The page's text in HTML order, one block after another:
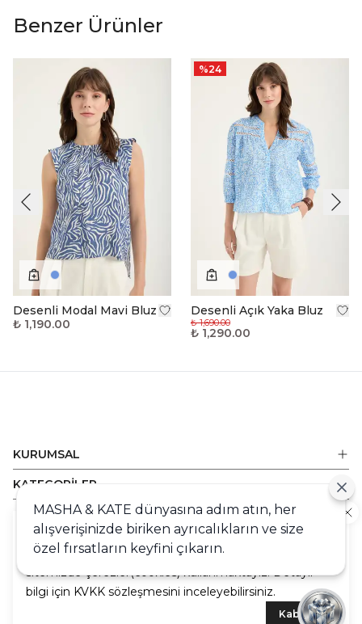
Cookie
Sizlere en iyi alışveriş deneyimini sunabilmek adına
sitemizde çerezler(cookies) kullanmaktayız. Detaylı
bilgi için KVKK sözleşmesini inceleyebilirsiniz.
Kabul Et
Benzer Ürünler
Desenli Modal Mavi Bluz
₺ 1,190.00
%24
Desenli Açık Yaka Bluz
₺ 1,690.00
₺ 1,290.00
KURUMSAL
KATEGORİLER
ALIŞVERİŞ
DESTEK
MASHA & KATE dünyasına adım atın, her
alışverişinizde biriken ayrıcalıkların ve size
özel fırsatların keyfini çıkarın.